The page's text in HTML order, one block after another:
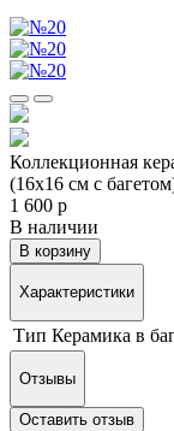
Коллекционная
(16х16 см с
1 600 р
В наличии
В корзину
Характеристики
Тип Керамика в
Отзывы
Оставить отзыв